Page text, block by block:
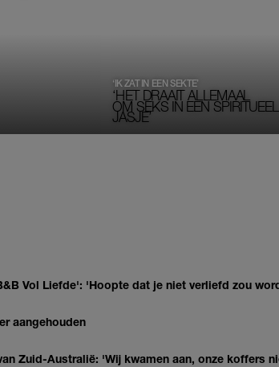
‘HET DRAAIT ALLEMAAL
OM SEKS IN EEN SPIRITUEEL
JASJE’
‘IK ZAT IN EEN SEKTE’
Vol Liefde': 'Hoopte dat je niet verliefd zou
aangehouden
Zuid-Australië: 'Wij kwamen aan, onze koffers